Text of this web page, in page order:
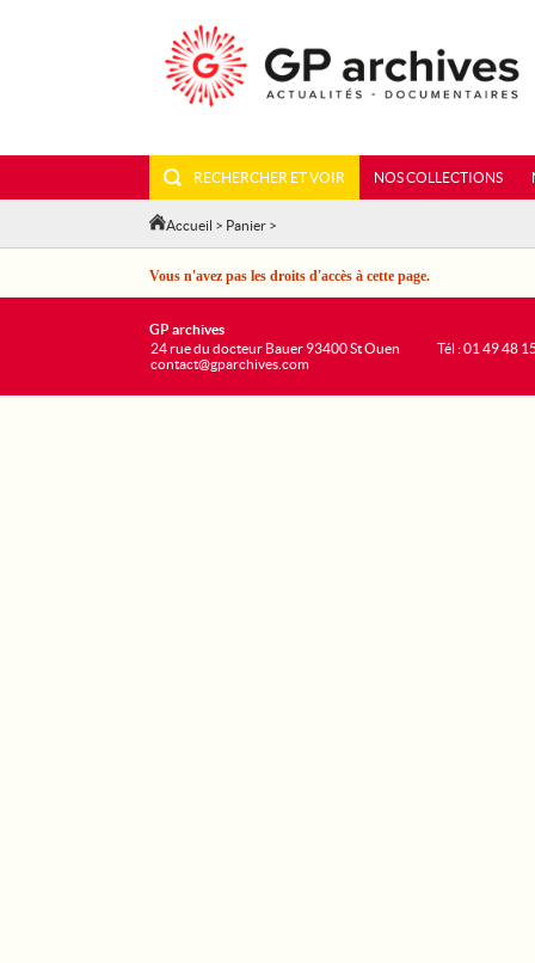
RECHERCHER ET VOIR NOS COLLECTIONS
Accueil > Panier >
Vous n'avez pas les droits d'accès à cette page.
GP archives
24 rue du docteur Bauer 93400 St Ouen
contact@gparchives.com
Tél : 01 49 48